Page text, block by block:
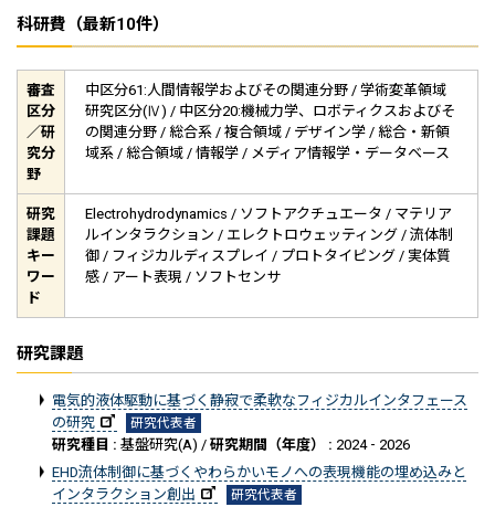
科研費（最新10件）
審査
区分
／研
究分
野
中区分61:人間情報学およびその関連分野 / 学術変革領域
研究区分(Ⅳ) / 中区分20:機械力学、ロボティクスおよびそ
の関連分野 / 総合系 / 複合領域 / デザイン学 / 総合・新領
域系 / 総合領域 / 情報学 / メディア情報学・データベース
研究
課題
キー
ワー
ド
Electrohydrodynamics / ソフトアクチュエータ / マテリア
ルインタラクション / エレクトロウェッティング / 流体制
御 / フィジカルディスプレイ / プロトタイピング / 実体質
感 / アート表現 / ソフトセンサ
研究課題
電気的液体駆動に基づく静寂で柔軟なフィジカルインタフェース
の研究
研究代表者
研究種目 : 基盤研究(A) / 研究期間（年度） : 2024 - 2026
EHD流体制御に基づくやわらかいモノへの表現機能の埋め込みと
インタラクション創出
研究代表者